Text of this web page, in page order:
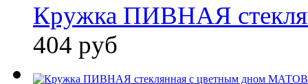
Кружка ПИВНАЯ
404 руб